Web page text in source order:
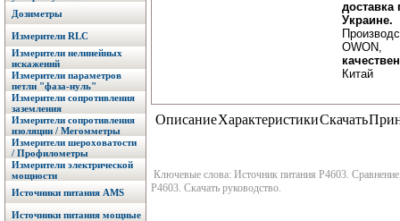
Дозиметры
Измерители RLC
Измерители нелинейных
искажений
Измерители параметров
петли "фаза-нуль"
Измерители сопротивления
заземления
Измерители сопротивления
изоляции / Мегомметры
Измерители шероховатости
/ Профилометры
Измерители электрической
мощности
Источники питания AMS
Источники питания мощные
доставка
Украине.
OWON,
Китай
ОписаниеХарактеристикиСкачать
Ключевые слова: Источник питания P4603.
P4603. Скачать руководство.